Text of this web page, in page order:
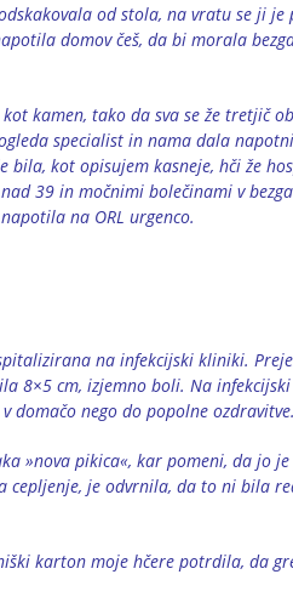
od stola, na vratu se ji je
domov češ, da bi morala
kamen, tako da sva se že tretjič
specialist in nama dala
bila, kot opisujem kasneje, hči že
39 in močnimi bolečinami v
na ORL urgenco.
na infekcijski kliniki.
8×5 cm, izjemno boli. Na
domačo nego do popolne ozdravitve.
»nova pikica«, kar pomeni, da jo
cepljenje, je odvrnila, da to ni bila
karton moje hčere potrdila, da